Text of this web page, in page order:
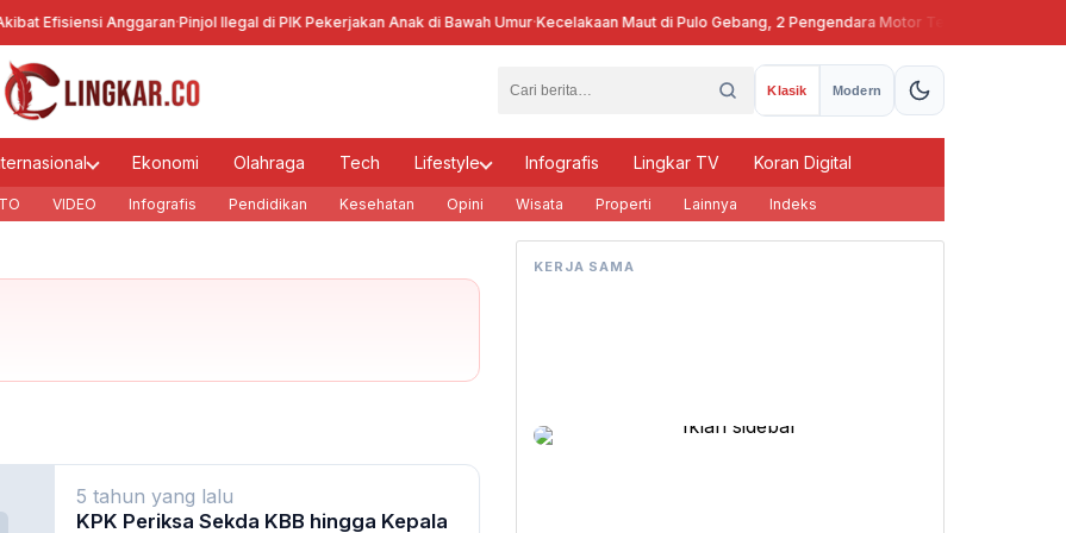
Efisiensi Anggaran·Pinjol Ilegal di PIK Pekerjakan Anak di Bawah Umur·Kecelakaan Maut di Pulo Gebang, 2 Pengendara Motor Tewas
Klasik Modern
Ekonomi Olahraga Tech Lifestyle Infografis Lingkar TV Koran Digital
VIDEO Infografis Pendidikan Kesehatan Opini Wisata Properti Lainnya Indeks
5 tahun yang lalu
KPK Periksa Sekda KBB hingga Kepala
KERJA SAMA